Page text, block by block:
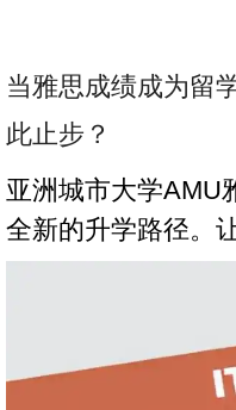
当雅思成绩成为留
此止步？
亚洲城市大学AMU
全新的升学路径。